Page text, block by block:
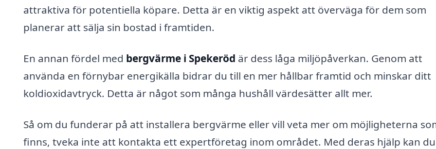
attraktiva för potentiella köpare. Detta är en viktig aspekt att överväga för dem som
planerar att sälja sin bostad i framtiden.
En annan fördel med bergvärme i Spekeröd är dess låga miljöpåverkan. Genom att
använda en förnybar energikälla bidrar du till en mer hållbar framtid och minskar ditt
koldioxidavtryck. Detta är något som många hushåll värdesätter allt mer.
Så om du funderar på att installera bergvärme eller vill veta mer om möjligheterna
finns, tveka inte att kontakta ett expertföretag inom området. Med deras hjälp kan